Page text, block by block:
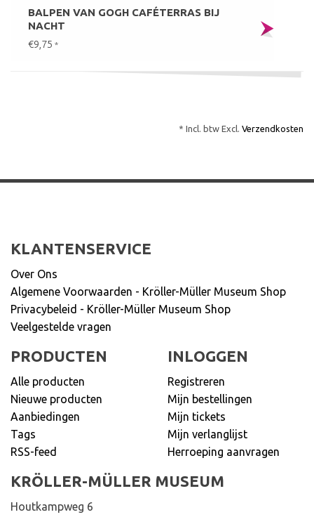
BALPEN VAN GOGH CAFÉTERRAS BIJ
NACHT
€9,75 *
* Incl. btw Excl. Verzendkosten
KLANTENSERVICE
Over Ons
Algemene Voorwaarden - Kröller-Müller Museum Shop
Privacybeleid - Kröller-Müller Museum Shop
Veelgestelde vragen
PRODUCTEN
Alle producten
Nieuwe producten
Aanbiedingen
Tags
RSS-feed
INLOGGEN
Registreren
Mijn bestellingen
Mijn tickets
Mijn verlanglijst
Herroeping aanvragen
KRÖLLER-MÜLLER MUSEUM
Houtkampweg 6